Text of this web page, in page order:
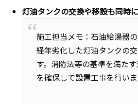
灯油タンクの交換や移設も同時
施工担当メモ：石油給湯器の
経年劣化した灯油タンクの
す。消防法等の基準を満た
を確保して設置工事を行いま